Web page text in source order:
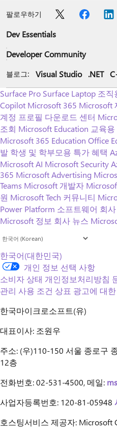
팔로우하기
Dev Essentials
Developer Community
블로그: Visual Studio .NET
Surface Pro Surface Laptop 조직
Copilot Microsoft 365 Microsoft
계정 프로필 다운로드 센터
조회 Microsoft Education 교육용
Microsoft 365 Education Office
발 학생 및 학부모용 특가 혜택
Microsoft AI Microsoft Security
365 Microsoft Advertising
Teams Microsoft 개발자
원 Microsoft Tech 커뮤니티
Power Platform 소프트웨어 회사
Microsoft 정보 회사 뉴스
한국어(대한민국)
개인 정보 선택 사항
소비자 상태 개인정보처리방침
관리 사용 조건 상표 광고에 대
한국마이크로소프트(유)
대표이사: 조원우
주소: (우)110-150 서울 종로구
12층
전화번호: 02-531-4500, 메일:
사업자등록번호: 120-81-05948
호스팅서비스 제공자: Microsoft